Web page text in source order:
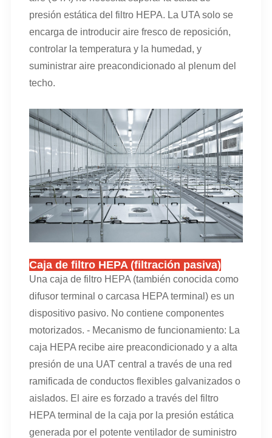
presión estática del filtro HEPA. La UTA solo se
encarga de introducir aire fresco de reposición,
controlar la temperatura y la humedad, y
suministrar aire preacondicionado al plenum del
techo.
Caja de filtro HEPA (filtración pasiva)
Una caja de filtro HEPA (también conocida como
difusor terminal o carcasa HEPA terminal) es un
dispositivo pasivo. No contiene componentes
motorizados. - Mecanismo de funcionamiento: La
caja HEPA recibe aire preacondicionado y a alta
presión de una UAT central a través de una red
ramificada de conductos flexibles galvanizados o
aislados. El aire es forzado a través del filtro
HEPA terminal de la caja por la presión estática
generada por el potente ventilador de suministro